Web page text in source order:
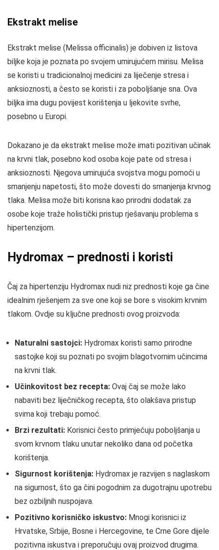
Ekstrakt melise
Ekstrakt melise (Melissa officinalis) je dobiven iz listova
biljke koja je poznata po svojem umirujućem mirisu. Melisa
se koristi u tradicionalnoj medicini za liječenje stresa i
anksioznosti, a često se koristi i za poboljšanje sna. Ova
biljka ima dugu povijest korištenja u ljekovite svrhe,
posebno u Europi.
Dokazano je da ekstrakt melise može imati pozitivan učinak
na krvni tlak, posebno kod osoba koje pate od stresa i
anksioznosti. Njegova umirujuća svojstva mogu pomoći u
smanjenju napetosti, što može dovesti do smanjenja krvnog
tlaka. Melisa može biti korisna kao prirodni dodatak za
osobe koje traže holistički pristup rješavanju problema s
hipertenzijom.
Hydromax – prednosti i koristi
Čaj za hipertenziju Hydromax nudi niz prednosti koje ga čine
idealnim rješenjem za sve one koji se bore s visokim krvnim
tlakom. Ovdje su ključne prednosti ovog proizvoda:
Naturalni sastojci: Hydromax koristi samo prirodne
sastojke koji su poznati po svojim blagotvornim učincima
na krvni tlak.
Učinkovitost bez recepta: Ovaj čaj se može lako
nabaviti bez liječničkog recepta, što olakšava pristup
svima koji trebaju pomoć.
Brzi rezultati: Korisnici često primjećuju poboljšanja u
svom krvnom tlaku unutar nekoliko dana od početka
korištenja.
Sigurnost korištenja: Hydromax je razvijen s naglaskom
na sigurnost, što ga čini pogodnim za dugotrajnu upotrebu
bez ozbiljnih nuspojava.
Pozitivno korisničko iskustvo: Mnogi korisnici iz
Hrvatske, Srbije, Bosne i Hercegovine, te Crne Gore dijele
pozitivna iskustva i preporučuju ovaj proizvod drugima.